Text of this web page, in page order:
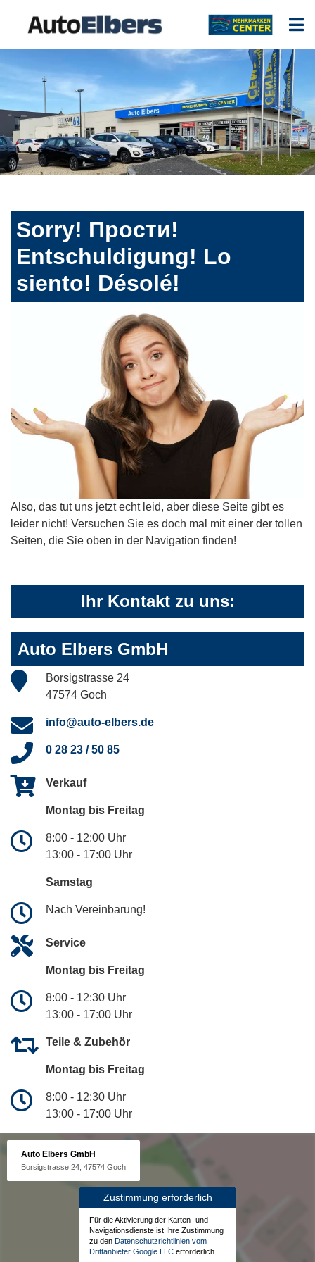
Sorry! Прости!
Entschuldigung! Lo
siento! Désolé!
Also, das tut uns jetzt echt leid, aber diese Seite gibt es
leider nicht! Versuchen Sie es doch mal mit einer der tollen
Seiten, die Sie oben in der Navigation finden!
Ihr Kontakt zu uns:
Auto Elbers GmbH
Borsigstrasse 24
47574 Goch
info@auto-elbers.de
0 28 23 / 50 85
Verkauf
Montag bis Freitag
8:00 - 12:00 Uhr
13:00 - 17:00 Uhr
Samstag
Nach Vereinbarung!
Service
Montag bis Freitag
8:00 - 12:30 Uhr
13:00 - 17:00 Uhr
Teile & Zubehör
Montag bis Freitag
8:00 - 12:30 Uhr
13:00 - 17:00 Uhr
Auto Elbers GmbH
Borsigstrasse 24, 47574 Goch
Zustimmung erforderlich
Für die Aktivierung der Karten- und
Navigationsdienste ist Ihre Zustimmung
zu den Datenschutzrichtlinien vom
Drittanbieter Google LLC erforderlich.